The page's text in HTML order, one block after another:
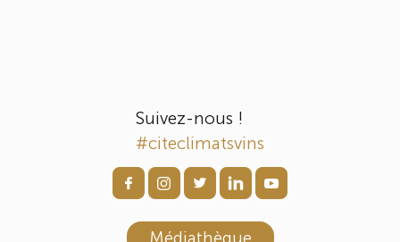
Suivez-nous !
#citeclimatsvins